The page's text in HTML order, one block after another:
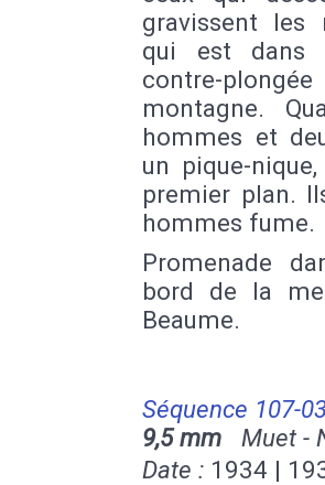
gravissent les
qui est dans
contre-
montagne.
hommes et
un pique-
premier plan.
hommes fume.
Promenade
bord de la
Beaume.
Séquence 107-
9,5 mm Muet -
Date : 1934 |